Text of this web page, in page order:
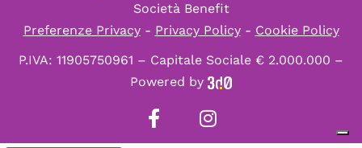
Società Benefit
Preferenze Privacy- Privacy Policy- Cookie Policy
P.IVA: 11905750961 – Capitale Sociale € 2.000.000 –
Powered by